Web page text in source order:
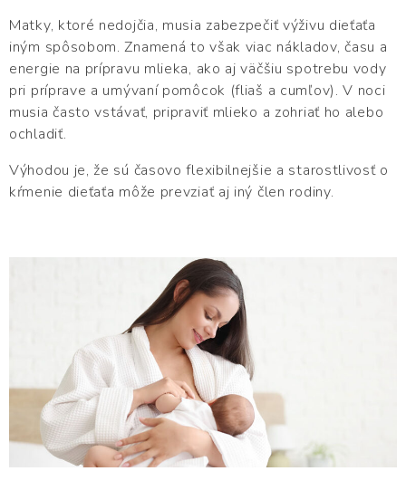
Matky, ktoré nedojčia, musia zabezpečiť výživu dieťaťa
iným spôsobom. Znamená to však viac nákladov, času a
energie na prípravu mlieka, ako aj väčšiu spotrebu vody
pri príprave a umývaní pomôcok (fliaš a cumľov). V noci
musia často vstávať, pripraviť mlieko a zohriať ho alebo
ochladiť.
Výhodou je, že sú časovo flexibilnejšie a starostlivosť o
kŕmenie dieťaťa môže prevziať aj iný člen rodiny.